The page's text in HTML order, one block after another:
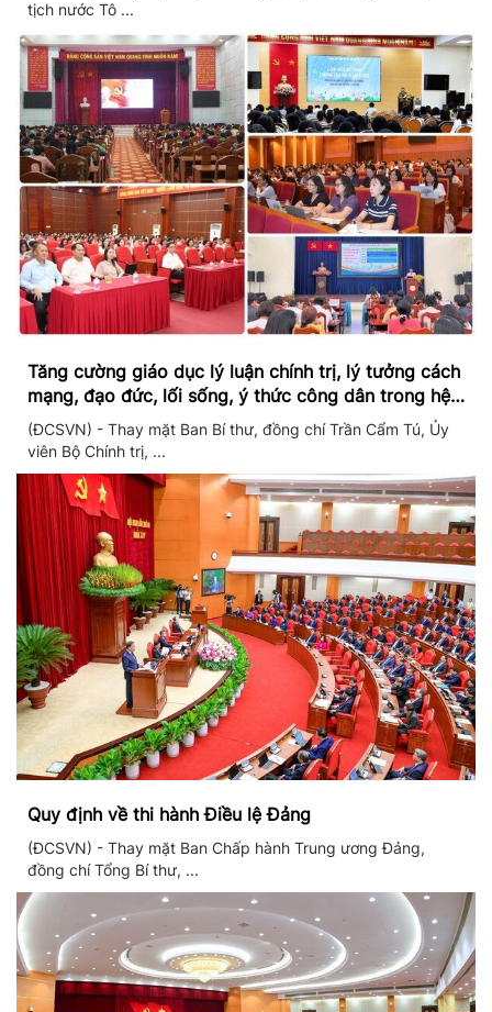
tịch nước Tô ...
Tăng cường giáo dục lý luận chính trị, lý tưởng cách
mạng, đạo đức, lối sống, ý thức công dân trong hệ
thống giáo dục quốc dân
(ĐCSVN) - Thay mặt Ban Bí thư, đồng chí Trần Cẩm Tú, Ủy
viên Bộ Chính trị, ...
Quy định về thi hành Điều lệ Đảng
(ĐCSVN) - Thay mặt Ban Chấp hành Trung ương Đảng,
đồng chí Tổng Bí thư, ...